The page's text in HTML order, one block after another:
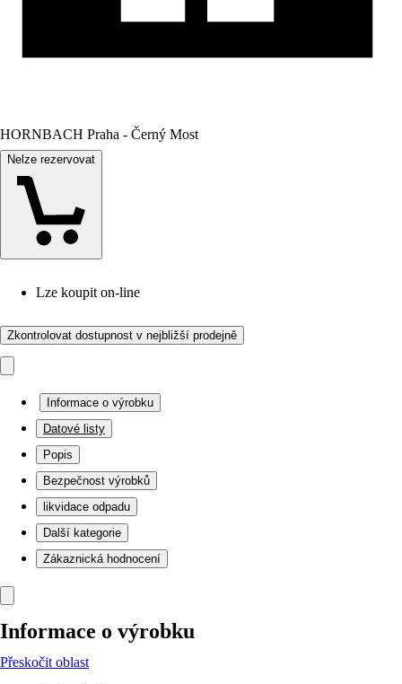
HORNBACH Praha - Černý Most
Nelze rezervovat
Lze koupit on-line
Zkontrolovat dostupnost v nejbližší prodejně
Informace o výrobku
Datové listy
Popis
Bezpečnost výrobků
likvidace odpadu
Další kategorie
Zákaznická hodnocení
Informace o výrobku
Přeskočit oblast